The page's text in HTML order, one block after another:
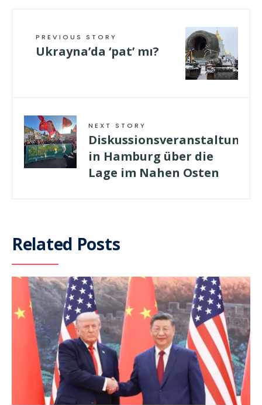
PREVIOUS STORY
Ukrayna’da ‘pat’ mı?
NEXT STORY
Diskussionsveranstaltung
in Hamburg über die
Lage im Nahen Osten
Related Posts